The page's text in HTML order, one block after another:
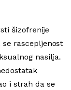
šizofrenije
rascepljenost
nasilja.
i strah da se